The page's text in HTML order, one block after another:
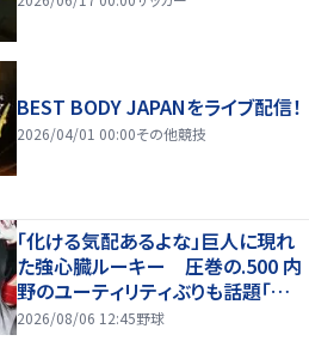
BEST BODY JAPANをライブ配信！
2026/04/01 00:00その他競技
「化ける気配あるよな」巨人に現れ
た強心臓ルーキー 圧巻の.500 内
野のユーティリティぶりも話題「積
極性もほれぼれします」
2026/08/06 12:45野球